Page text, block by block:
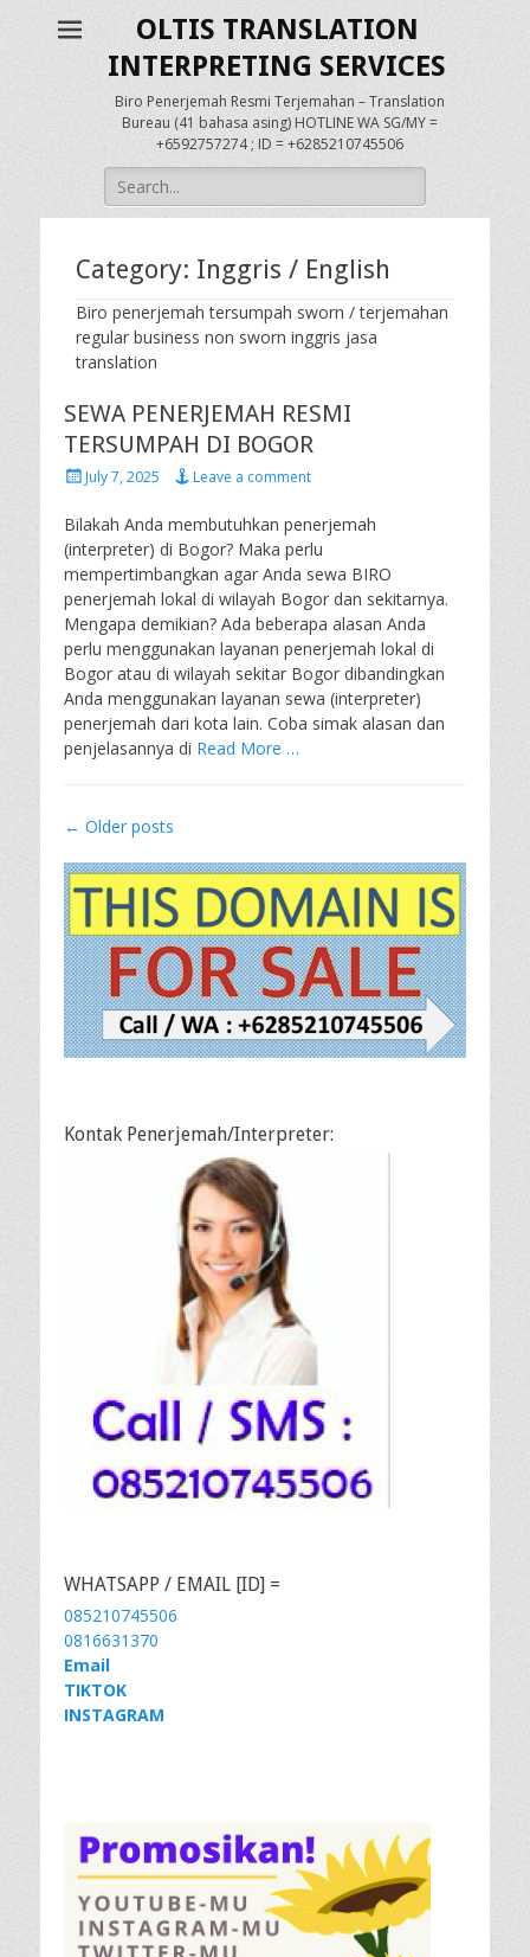
OLTIS TRANSLATION
INTERPRETING SERVICES
Biro Penerjemah Resmi Terjemahan – Translation
Bureau (41 bahasa asing) HOTLINE WA SG/MY =
+6592757274 ; ID = +6285210745506
Search
for:
Category: Inggris / English
Biro penerjemah tersumpah sworn / terjemahan
regular business non sworn inggris jasa
translation
SEWA PENERJEMAH RESMI
TERSUMPAH DI BOGOR
PostedJuly 7, 2025 Leave a comment
Bilakah Anda membutuhkan penerjemah
(interpreter) di Bogor? Maka perlu
mempertimbangkan agar Anda sewa BIRO
penerjemah lokal di wilayah Bogor dan sekitarnya.
Mengapa demikian? Ada beberapa alasan Anda
perlu menggunakan layanan penerjemah lokal di
Bogor atau di wilayah sekitar Bogor dibandingkan
Anda menggunakan layanan sewa (interpreter)
penerjemah dari kota lain. Coba simak alasan dan
penjelasannya di Read More …
Post
← Older posts
Kontak Penerjemah/Interpreter:
WHATSAPP / EMAIL [ID] =
085210745506
0816631370
Email
TIKTOK
INSTAGRAM